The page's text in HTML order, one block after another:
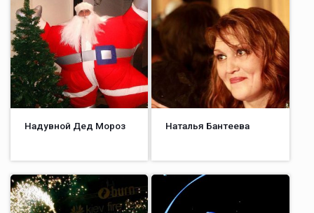
Надувной Дед Мороз Наталья Бантеева